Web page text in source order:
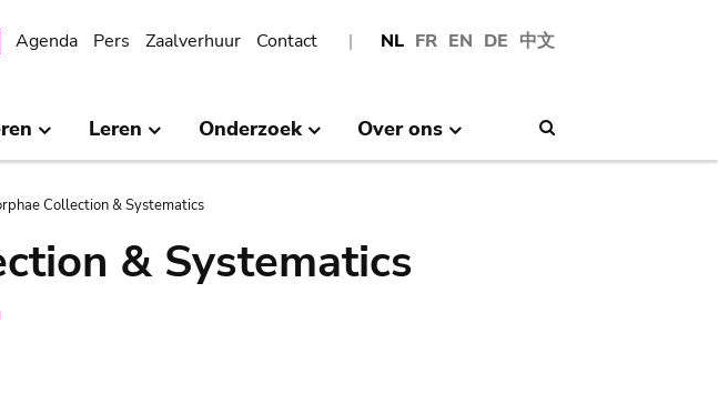
NL FR EN DE 中文
Agenda Pers Zaalverhuur Contact
Leren Onderzoek Over ons
Collection & Systematics
& Systematics